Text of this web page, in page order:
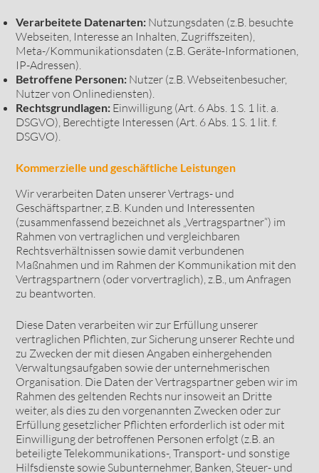
Verarbeitete Datenarten: Nutzungsdaten (z.B. besuchte
Webseiten, Interesse an Inhalten, Zugriffszeiten),
Meta-/Kommunikationsdaten (z.B. Geräte-Informationen,
IP-Adressen).
Betroffene Personen: Nutzer (z.B. Webseitenbesucher,
Nutzer von Onlinediensten).
Rechtsgrundlagen: Einwilligung (Art. 6 Abs. 1 S. 1 lit. a.
DSGVO), Berechtigte Interessen (Art. 6 Abs. 1 S. 1 lit. f.
DSGVO).
Kommerzielle und geschäftliche Leistungen
Wir verarbeiten Daten unserer Vertrags- und
Geschäftspartner, z.B. Kunden und Interessenten
(zusammenfassend bezeichnet als „Vertragspartner“) im
Rahmen von vertraglichen und vergleichbaren
Rechtsverhältnissen sowie damit verbundenen
Maßnahmen und im Rahmen der Kommunikation mit den
Vertragspartnern (oder vorvertraglich), z.B., um Anfragen
zu beantworten.
Diese Daten verarbeiten wir zur Erfüllung unserer
vertraglichen Pflichten, zur Sicherung unserer Rechte und
zu Zwecken der mit diesen Angaben einhergehenden
Verwaltungsaufgaben sowie der unternehmerischen
Organisation. Die Daten der Vertragspartner geben wir im
Rahmen des geltenden Rechts nur insoweit an Dritte
weiter, als dies zu den vorgenannten Zwecken oder zur
Erfüllung gesetzlicher Pflichten erforderlich ist oder mit
Einwilligung der betroffenen Personen erfolgt (z.B. an
beteiligte Telekommunikations-, Transport- und sonstige
Hilfsdienste sowie Subunternehmer, Banken, Steuer- und